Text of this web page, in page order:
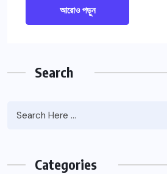
আরোও পড়ুন
Search
Categories